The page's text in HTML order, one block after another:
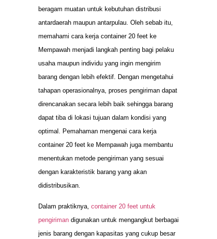
beragam muatan untuk kebutuhan distribusi
antardaerah maupun antarpulau. Oleh sebab itu,
memahami cara kerja container 20 feet ke
Mempawah menjadi langkah penting bagi pelaku
usaha maupun individu yang ingin mengirim
barang dengan lebih efektif. Dengan mengetahui
tahapan operasionalnya, proses pengiriman dapat
direncanakan secara lebih baik sehingga barang
dapat tiba di lokasi tujuan dalam kondisi yang
optimal. Pemahaman mengenai cara kerja
container 20 feet ke Mempawah juga membantu
menentukan metode pengiriman yang sesuai
dengan karakteristik barang yang akan
didistribusikan.
Dalam praktiknya, container 20 feet untuk
pengiriman digunakan untuk mengangkut berbagai
jenis barang dengan kapasitas yang cukup besar